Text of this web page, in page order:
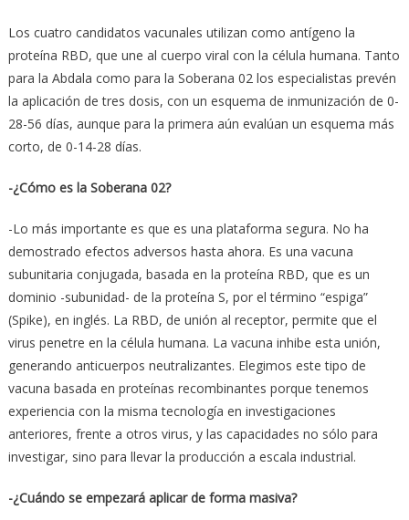
Los cuatro candidatos vacunales utilizan como antígeno la
proteína RBD, que une al cuerpo viral con la célula humana. Tanto
para la Abdala como para la Soberana 02 los especialistas prevén
la aplicación de tres dosis, con un esquema de inmunización de 0-
28-56 días, aunque para la primera aún evalúan un esquema más
corto, de 0-14-28 días.
-¿Cómo es la Soberana 02?
-Lo más importante es que es una plataforma segura. No ha
demostrado efectos adversos hasta ahora. Es una vacuna
subunitaria conjugada, basada en la proteína RBD, que es un
dominio -subunidad- de la proteína S, por el término “espiga”
(Spike), en inglés. La RBD, de unión al receptor, permite que el
virus penetre en la célula humana. La vacuna inhibe esta unión,
generando anticuerpos neutralizantes. Elegimos este tipo de
vacuna basada en proteínas recombinantes porque tenemos
experiencia con la misma tecnología en investigaciones
anteriores, frente a otros virus, y las capacidades no sólo para
investigar, sino para llevar la producción a escala industrial.
-¿Cuándo se empezará aplicar de forma masiva?